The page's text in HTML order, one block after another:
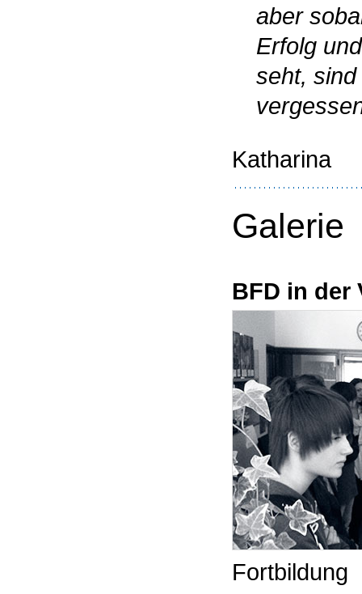
aber
Erfolg
seht,
Katharina
Galerie
BFD in der
Fortbildung